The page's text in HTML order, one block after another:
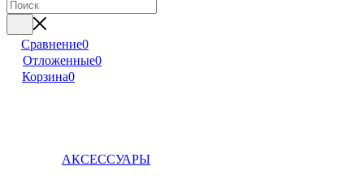
Сравнение0
Отложенные0
Корзина0
АКСЕССУАРЫ